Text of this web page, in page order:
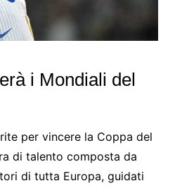
i Mondiali del
per vincere la Coppa del
di talento composta da
di tutta Europa, guidati